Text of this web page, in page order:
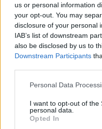
us or personal information
your opt-out. You may
disclosure of your personal
IAB’s list of downstream
also be disclosed by us to
Downstream Participants
Personal Data
I want to opt-out of the
personal data.
Opted In
2023. november 24.,